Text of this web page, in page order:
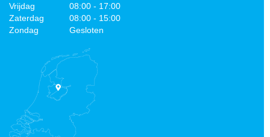
Vrijdag
08:00 - 17:00
Zaterdag
08:00 - 15:00
Zondag
Gesloten